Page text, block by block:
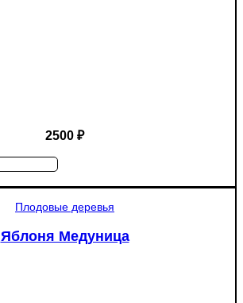
2500 ₽
Плодовые деревья
Яблоня Медуница